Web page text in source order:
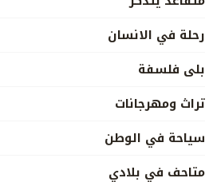
رحلة في الانسان
بلى فلسفة
تراث ومهرجانات
سياحة في الوطن
متاحف في بلادي